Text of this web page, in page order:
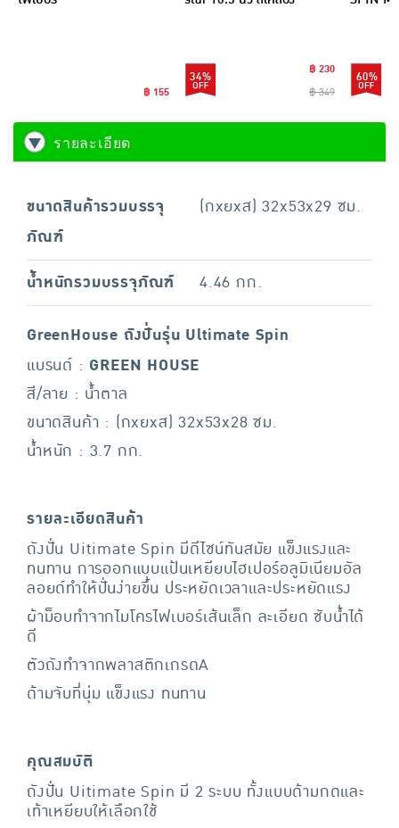
฿ 155
34%
฿ 230
฿ 349
60%
รายละเอียด
ขนาดสินค้ารวมบรรจุ
ภัณฑ์
(กxยxส) 32x53x29 ซม.
น้ำหนักรวมบรรจุภัณฑ์ 4.46 กก.
GreenHouse ถังปั่นรุ่น Ultimate Spin
แบรนด์ : GREEN HOUSE
สี/ลาย : น้ำตาล
ขนาดสินค้า : (กxยxส) 32x53x28 ซม.
น้ำหนัก : 3.7 กก.
รายละเอียดสินค้า
ถังปั่น Uitimate Spin มีดีไซน์ทันสมัย แข็งแรงและ
ทนทาน การออกแบบแป้นเหยียบไฮเปอร์อลูมิเนียมอัล
ลอยด์ทำให้ปั่นง่ายขึ้น ประหยัดเวลาและประหยัดแรง
ผ้าม็อบทำจากไมโครไฟเบอร์เส้นเล็ก ละเอียด ซับน้ำได้
ดี
ตัวถังทำจากพลาสติกเกรดA
ด้ามจับที่นุ่ม แข็งแรง ทนทาน
คุณสมบัติ
ถังปั่น Uitimate Spin มี 2 ระบบ ทั้งแบบด้ามกดและ
เท้าเหยียบให้เลือกใช้